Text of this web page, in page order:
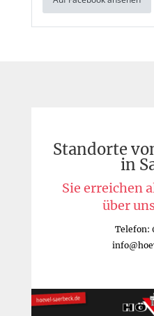
Standorte
in
Sie erreichen
über
Telefon: